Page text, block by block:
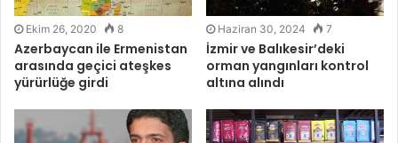
Ekim 26, 2020 8
Azerbaycan ile Ermenistan
arasında geçici ateşkes
yürürlüğe girdi
Haziran 30, 2024 7
İzmir ve Balıkesir’deki
orman yangınları kontrol
altına alındı